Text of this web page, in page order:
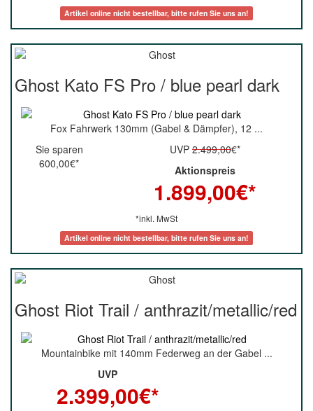
Artikel online nicht bestellbar, bitte rufen Sie uns an!
Ghost Kato FS Pro / blue pearl dark
Fox Fahrwerk 130mm (Gabel & Dämpfer), 12 ...
Sie sparen
600,00€*
UVP 2.499,00€*
Aktionspreis
1.899,00€*
*inkl. MwSt
Artikel online nicht bestellbar, bitte rufen Sie uns an!
Ghost Riot Trail / anthrazit/metallic/red
Mountainbike mit 140mm Federweg an der Gabel ...
UVP
2.399,00€*